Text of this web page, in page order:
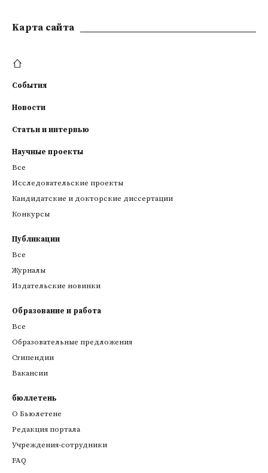
Kарта сайта
События
Новости
Статьи и интервью
Научные проекты
Все
Исследовательские проекты
Кандидатские и докторские диссертации
Конкурсы
Публикации
Все
Журналы
Издательские новинки
Образование и работа
Все
Образовательные предложения
Стипендии
Вакансии
бюллетень
О Бьюлетене
Редакция портала
Учреждения-сотрудники
FAQ